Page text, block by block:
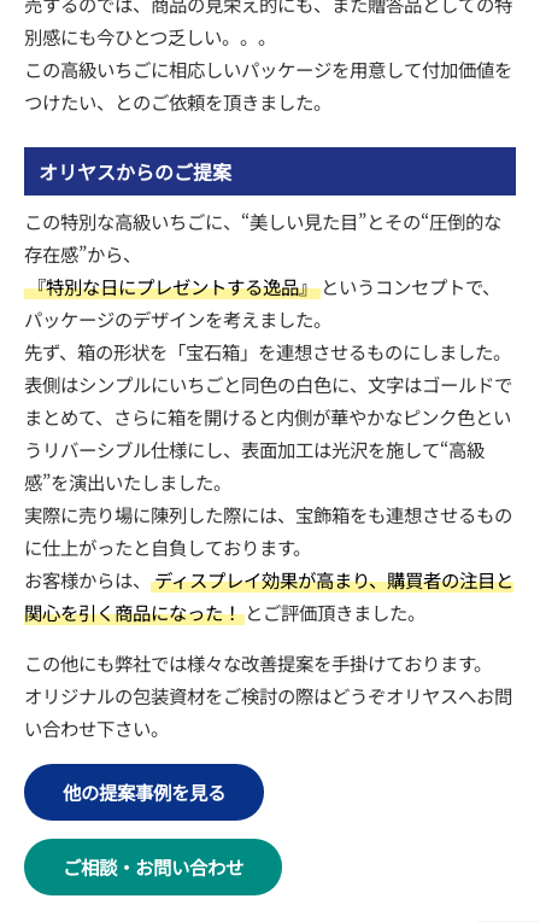
別感にも今ひとつ乏しい。。。
この高級いちごに相応しいパッケージを用意して付加価値を
つけたい、とのご依頼を頂きました。
オリヤスからのご提案
この特別な高級いちごに、“美しい見た目”とその“圧倒的な
存在感”から、
『特別な日にプレゼントする逸品』 というコンセプトで、
パッケージのデザインを考えました。
先ず、箱の形状を「宝石箱」を連想させるものにしました。
表側はシンプルにいちごと同色の白色に、文字はゴールドで
まとめて、さらに箱を開けると内側が華やかなピンク色とい
うリバーシブル仕様にし、表面加工は光沢を施して“高級
感”を演出いたしました。
実際に売り場に陳列した際には、宝飾箱をも連想させるもの
に仕上がったと自負しております。
お客様からは、
ディスプレイ効果が高まり、購買者の注目と
関心を引く商品になった！ とご評価頂きました。
この他にも弊社では様々な改善提案を手掛けております。
オリジナルの包装資材をご検討の際はどうぞオリヤスへお問
い合わせ下さい。
他の提案事例を見る
ご相談・お問い合わせ